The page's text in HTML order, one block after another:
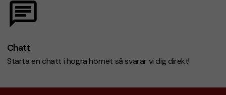
Chatt
Starta en chatt i högra hörnet så svarar vi dig direkt!